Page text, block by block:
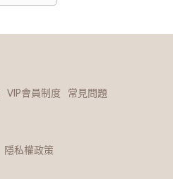
VIP會員制度 常見問題
隱私權政策